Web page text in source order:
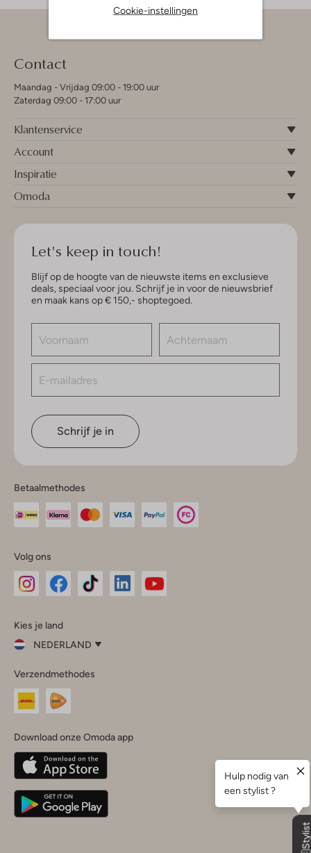
Cookie-instellingen
Contact
Maandag - Vrijdag 09:00 - 19:00 uur
Zaterdag 09:00 - 17:00 uur
Klantenservice
Account
Inspiratie
Omoda
Let's keep in touch!
Blijf op de hoogte van de nieuwste items en exclusieve
deals, speciaal voor jou. Schrijf je in voor de nieuwsbrief
en maak kans op € 150,- shoptegoed.
Schrijf je in
Betaalmethodes
Volg ons
InstagramFacebook
Kies je land
NEDERLAND
je
land
Nederland
Belgique(Français)
Deutschland
Verzendmethodes
Download onze Omoda app